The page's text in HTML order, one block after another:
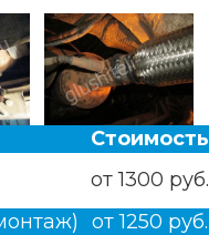
Стоимость
от 1300 руб.
от 1250 руб.